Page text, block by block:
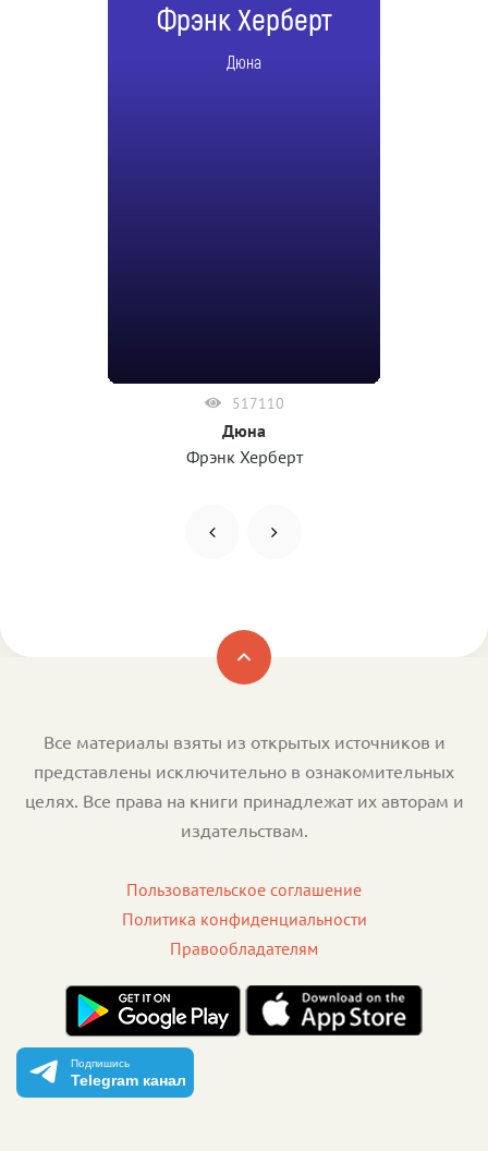
Фрэнк Херберт
Дюна
517110
Дюна
Фрэнк Херберт
Все материалы взяты из открытых источников и
представлены исключительно в ознакомительных
целях. Все права на книги принадлежат их авторам и
издательствам.
Пользовательское соглашение
Политика конфиденциальности
Правообладателям
Подпишись
Telegram канал